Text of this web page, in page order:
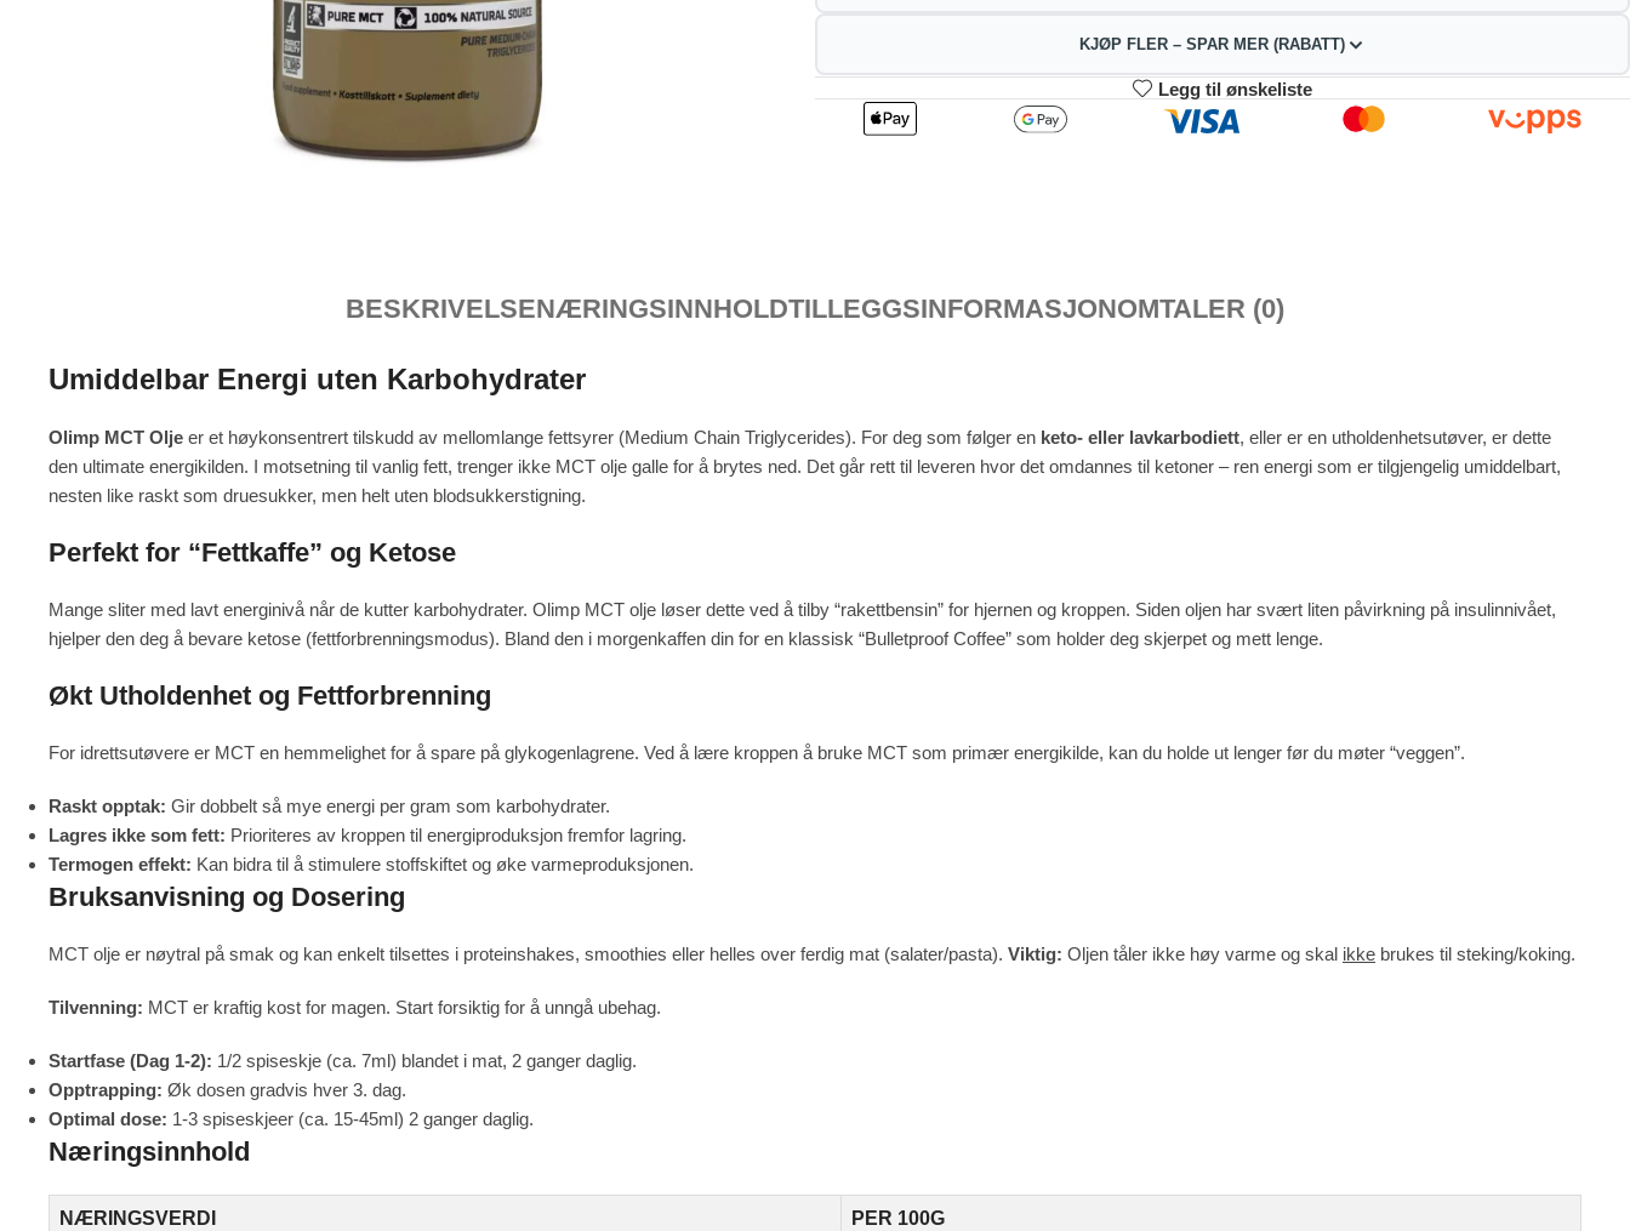
KJØP FLER – SPAR MER (RABATT)
2
310.86
3-4 5-9
kr
10+
285.74 kr
Legg til ønskeliste
BESKRIVELSENÆRINGSINNHOLDTILLEGGSINFORMASJONOMTALER (0)
Umiddelbar Energi uten Karbohydrater
Olimp MCT Olje er et høykonsentrert tilskudd av mellomlange fettsyrer (Medium Chain Triglycerides). For deg som følger en keto- eller lavkarbodiett, eller er en utholdenhetsutøver, er dette
den ultimate energikilden. I motsetning til vanlig fett, trenger ikke MCT olje galle for å brytes ned. Det går rett til leveren hvor det omdannes til ketoner – ren energi som er tilgjengelig umiddelbart,
nesten like raskt som druesukker, men helt uten blodsukkerstigning.
Perfekt for “Fettkaffe” og Ketose
Mange sliter med lavt energinivå når de kutter karbohydrater. Olimp MCT olje løser dette ved å tilby “rakettbensin” for hjernen og kroppen. Siden oljen har svært liten påvirkning på insulinnivået,
hjelper den deg å bevare ketose (fettforbrenningsmodus). Bland den i morgenkaffen din for en klassisk “Bulletproof Coffee” som holder deg skjerpet og mett lenge.
Økt Utholdenhet og Fettforbrenning
For idrettsutøvere er MCT en hemmelighet for å spare på glykogenlagrene. Ved å lære kroppen å bruke MCT som primær energikilde, kan du holde ut lenger før du møter “veggen”.
Raskt opptak: Gir dobbelt så mye energi per gram som karbohydrater.
Lagres ikke som fett: Prioriteres av kroppen til energiproduksjon fremfor lagring.
Termogen effekt: Kan bidra til å stimulere stoffskiftet og øke varmeproduksjonen.
Bruksanvisning og Dosering
MCT olje er nøytral på smak og kan enkelt tilsettes i proteinshakes, smoothies eller helles over ferdig mat (salater/pasta). Viktig: Oljen tåler ikke høy varme og skal ikke brukes til steking/koking.
Tilvenning: MCT er kraftig kost for magen. Start forsiktig for å unngå ubehag.
Startfase (Dag 1-2): 1/2 spiseskje (ca. 7ml) blandet i mat, 2 ganger daglig.
Opptrapping: Øk dosen gradvis hver 3. dag.
Optimal dose: 1-3 spiseskjeer (ca. 15-45ml) 2 ganger daglig.
Næringsinnhold
NÆRINGSVERDI PER 100G